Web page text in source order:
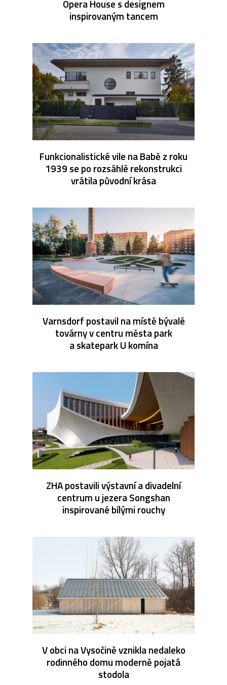
Opera House s designem
inspirovaným tancem
Funkcionalistické vile na Babě z roku
1939 se po rozsáhlé rekonstrukci
vrátila původní krása
Varnsdorf postavil na místě bývalé
továrny v centru města park
a skatepark U komína
ZHA postavili výstavní a divadelní
centrum u jezera Songshan
inspirované bílými rouchy
V obci na Vysočině vznikla nedaleko
rodinného domu moderně pojatá
stodola